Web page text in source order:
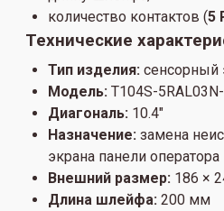
количество контактов (5
Технические
Тип изделия:сенсорный
Модель:T104S-
Диагональ:10.4"
Назначение:замена
экрана панели оператора
Внешний размер:186 ×
Длина шлейфа:200 мм